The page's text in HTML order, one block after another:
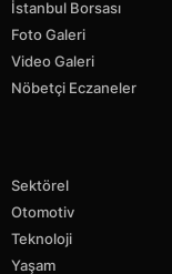
İstanbul Borsası
Foto Galeri
Video Galeri
Nöbetçi Eczaneler
Sektörel
Otomotiv
Teknoloji
Yaşam